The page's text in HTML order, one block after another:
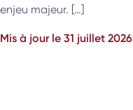
enjeu majeur. […]
Mis à jour le 31 juillet 2026